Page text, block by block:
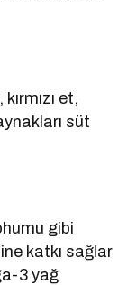
et,
süt
gibi
katkı sağlar
3 yağ